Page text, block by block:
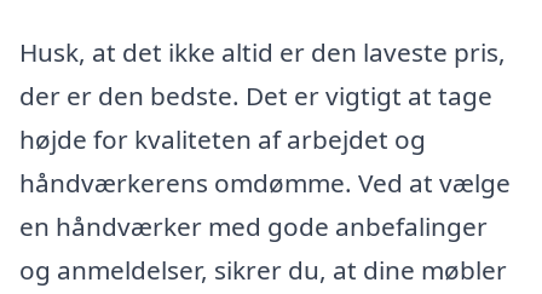
Husk, at det ikke altid er den laveste pris,
der er den bedste. Det er vigtigt at tage
højde for kvaliteten af arbejdet og
håndværkerens omdømme. Ved at vælge
en håndværker med gode anbefalinger
og anmeldelser, sikrer du, at dine møbler